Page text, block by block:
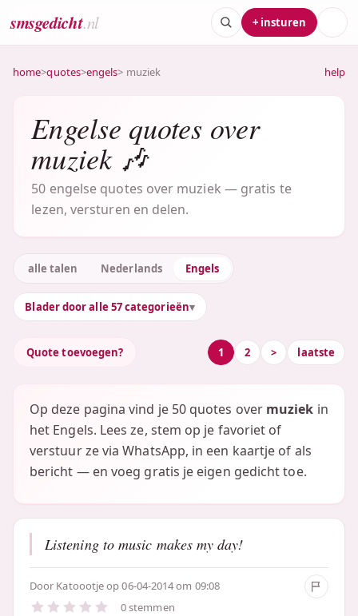
smsgedicht.nl + insturen
home>quotes>engels> muziek help
Engelse quotes over
muziek 🎶
50 engelse quotes over muziek — gratis te
lezen, versturen en delen.
alle talen Nederlands Engels
Blader door alle 57 categorieën
Quote toevoegen? 1 2 > laatste
Op deze pagina vind je 50 quotes over muziek in
het Engels. Lees ze, stem op je favoriet of
verstuur ze via WhatsApp, in een kaartje of als
bericht — en voeg gratis je eigen gedicht toe.
Listening to music makes my day!
Door Katoootjeop 06-04-2014 om 09:08
0 stemmen